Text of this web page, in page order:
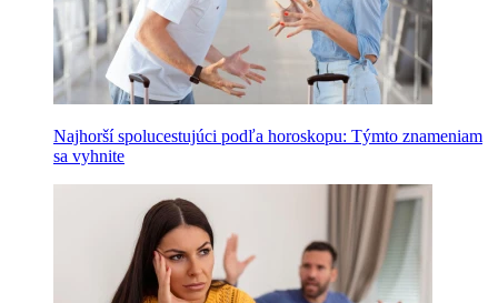
Najhorší spolucestujúci podľa horoskopu: Týmto znameniam
sa vyhnite